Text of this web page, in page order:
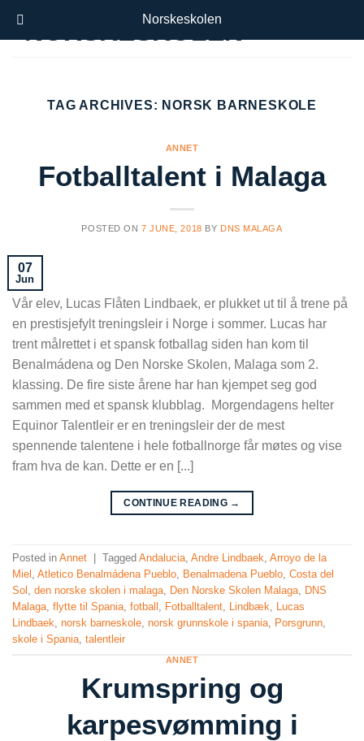
TAG ARCHIVES: NORSK BARNESKOLE
ANNET
Fotballtalent i Malaga
POSTED ON 7 JUNE, 2018 BY DNS MALAGA
07
Jun
Vår elev, Lucas Flåten Lindbaek, er plukket ut til å trene på
en prestisjefylt treningsleir i Norge i sommer. Lucas har
trent målrettet i et spansk fotballag siden han kom til
Benalmádena og Den Norske Skolen, Malaga som 2.
klassing. De fire siste årene har han kjempet seg god
sammen med et spansk klubblag. Morgendagens helter
Equinor Talentleir er en treningsleir der de mest
spennende talentene i hele fotballnorge får møtes og vise
fram hva de kan. Dette er en [...]
CONTINUE READING →
Posted in Annet Tagged Andalucia, Andre Lindbaek, Arroyo de la
Miel , Atletico Benalmádena Pueblo, Benalmadena Pueblo, Costa del
Sol , den norske skolen i malaga, Den Norske Skolen Malaga, DNS
Malaga, flytte til Spania, fotball , Fotballtalent, Lindbæk, Lucas
Lindbaek, norsk barneskole, norsk grunnskole i spania, Porsgrunn,
skole i Spania, talentleir
ANNET
Krumspring og
karpesvømming i
Norskeskolen